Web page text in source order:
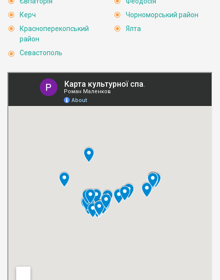
Керч
Красноперекопський
район
Севастополь
Чорноморський район
Ялта